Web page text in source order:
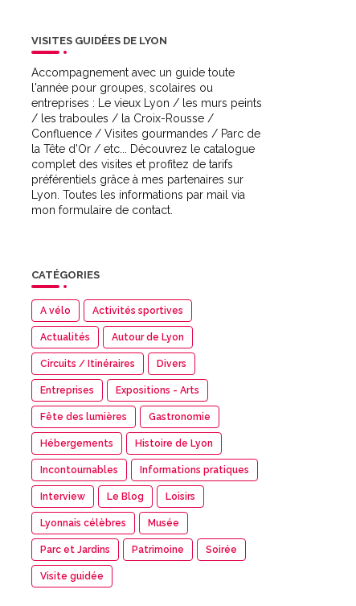
VISITES GUIDÉES DE LYON
Accompagnement avec un guide toute
l'année pour groupes, scolaires ou
entreprises : Le vieux Lyon / les murs peints
/ les traboules / la Croix-Rousse /
Confluence / Visites gourmandes / Parc de
la Tête d'Or / etc... Découvrez le catalogue
complet des visites et profitez de tarifs
préférentiels grâce à mes partenaires sur
Lyon. Toutes les informations par mail via
mon formulaire de contact.
CATÉGORIES
A vélo Activités sportives
Actualités Autour de Lyon
Circuits / Itinéraires Divers
Entreprises Expositions - Arts
Fête des lumières Gastronomie
Hébergements Histoire de Lyon
Incontournables Informations pratiques
Interview Le Blog Loisirs
Lyonnais célèbres Musée
Parc et Jardins Patrimoine Soirée
Visite guidée